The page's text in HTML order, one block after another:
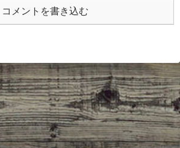
コメントを書き込む